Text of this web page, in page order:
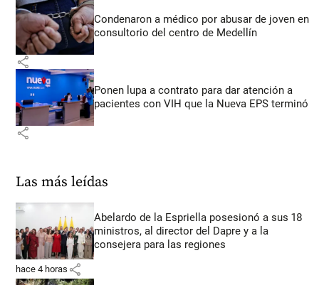
Condenaron a médico por abusar de joven en
consultorio del centro de Medellín
share
Ponen lupa a contrato para dar atención a
pacientes con VIH que la Nueva EPS terminó
share
Las más leídas
Abelardo de la Espriella posesionó a sus 18
ministros, al director del Dapre y a la
consejera para las regiones
hace 4 horas share